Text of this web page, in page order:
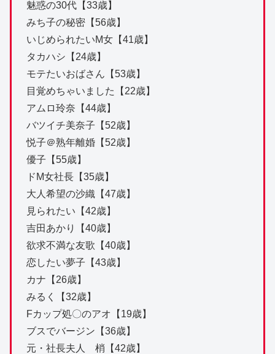
魅惑の30代【33歳】
みち子の秘密【56歳】
いじめられたいM女【41歳】
タカハシ【24歳】
モテたいおばさん【53歳】
目覚めちゃいました【22歳】
アムロ玲奈【44歳】
バツイチ美奈子【52歳】
悦子＠熟年離婚【52歳】
優子【55歳】
ドM女社長【35歳】
大人希望の沙織【47歳】
見られたい【42歳】
吉田あかり【40歳】
欲求不満な友歌【40歳】
恋したい夢子【43歳】
カナ【26歳】
みるく【32歳】
Fカップ処〇のアオ【19歳】
ブスでバージン【36歳】
元・社長夫人 梢【42歳】